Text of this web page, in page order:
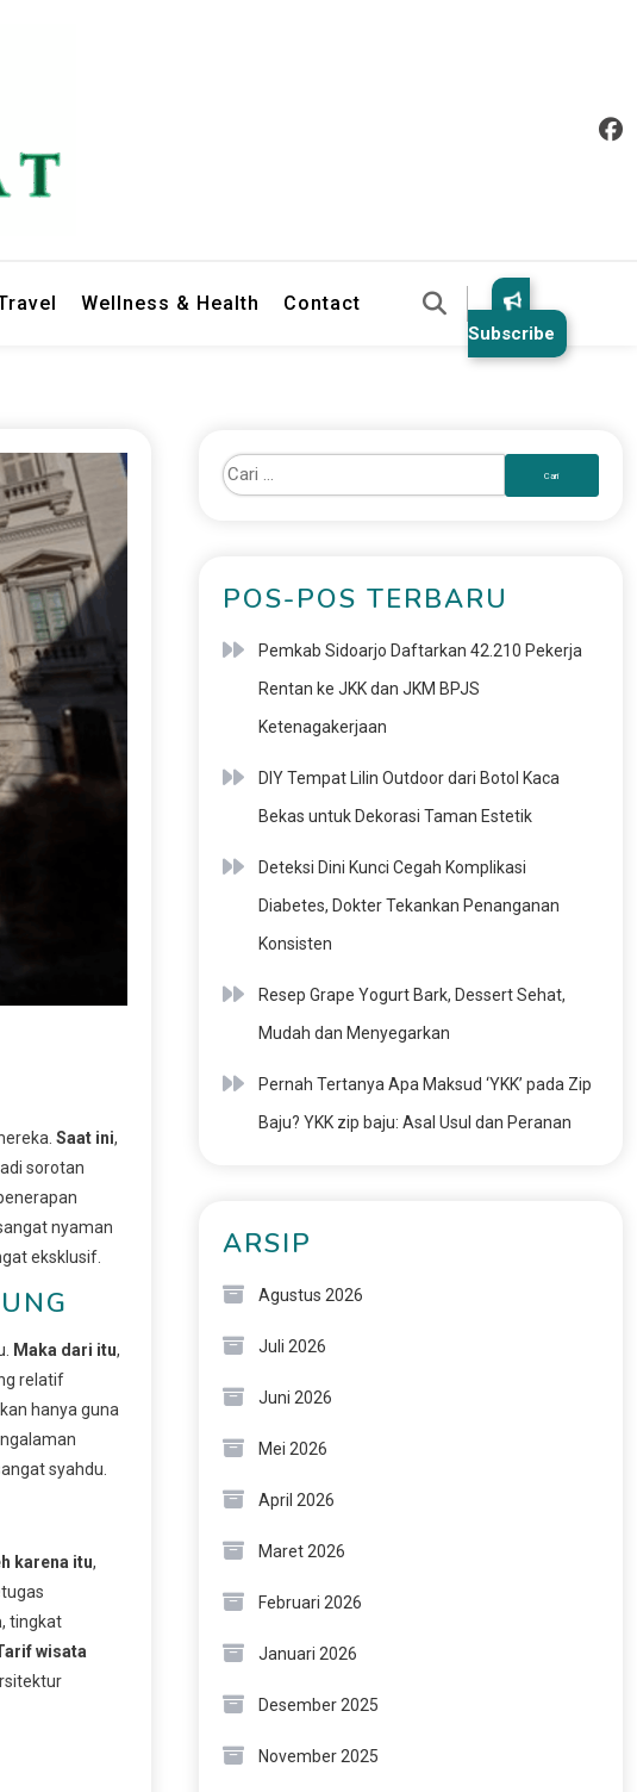
Wellness & Health Contact
Subscribe
Saat ini,
sorotan
nyaman
eksklusif.
Maka dari itu,
relatif
hanya guna
syahdu.
karena itu,
, tingkat
wisata
POS-POS TERBARU
Pemkab Sidoarjo Daftarkan 42.210 Pekerja
Rentan ke JKK dan JKM BPJS
Ketenagakerjaan
DIY Tempat Lilin Outdoor dari Botol Kaca
Bekas untuk Dekorasi Taman Estetik
Deteksi Dini Kunci Cegah Komplikasi
Diabetes, Dokter Tekankan Penanganan
Konsisten
Resep Grape Yogurt Bark, Dessert Sehat,
Mudah dan Menyegarkan
Pernah Tertanya Apa Maksud ‘YKK’ pada Zip
Baju? YKK zip baju: Asal Usul dan Peranan
ARSIP
Agustus 2026
Juli 2026
Juni 2026
Mei 2026
April 2026
Maret 2026
Februari 2026
Januari 2026
Desember 2025
November 2025